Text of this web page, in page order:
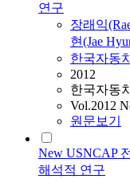
연구
장래익
현(Jae
한국자동
2012
한국자동
Vol.2012
원문보기
New USNCAP
해석적 연구